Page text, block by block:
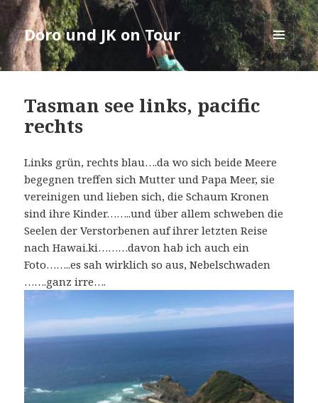
Doro und JK on Tour
MENÜ
UND
Tasman see links, pacific
rechts
Links grün, rechts blau….da wo sich beide Meere
begegnen treffen sich Mutter und Papa Meer, sie
vereinigen und lieben sich, die Schaum Kronen
sind ihre Kinder……..und über allem schweben die
Seelen der Verstorbenen auf ihrer letzten Reise
nach Hawai.ki………davon hab ich auch ein
Foto……..es sah wirklich so aus, Nebelschwaden
…….ganz irre….